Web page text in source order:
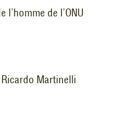
de l’ONU
Martinelli